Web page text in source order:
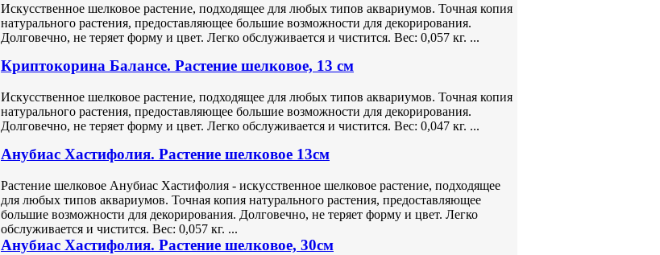
Искусственное шелковое растение, подходящее для любых типов аквариумов. Точная копия
натурального растения, предоставляющее большие возможности для декорирования.
Долговечно, не теряет форму и цвет. Легко обслуживается и чистится. Вес: 0,057 кг. ...
Криптокорина Балансе. Растение шелковое, 13 см
Искусственное шелковое растение, подходящее для любых типов аквариумов. Точная копия
натурального растения, предоставляющее большие возможности для декорирования.
Долговечно, не теряет форму и цвет. Легко обслуживается и чистится. Вес: 0,047 кг. ...
Анубиас Хастифолия. Растение шелковое 13см
Растение шелковое Анубиас Хастифолия - искусственное шелковое растение, подходящее
для любых типов аквариумов. Точная копия натурального растения, предоставляющее
большие возможности для декорирования. Долговечно, не теряет форму и цвет. Легко
обслуживается и чистится. Вес: 0,057 кг. ...
Анубиас Хастифолия. Растение шелковое, 30см